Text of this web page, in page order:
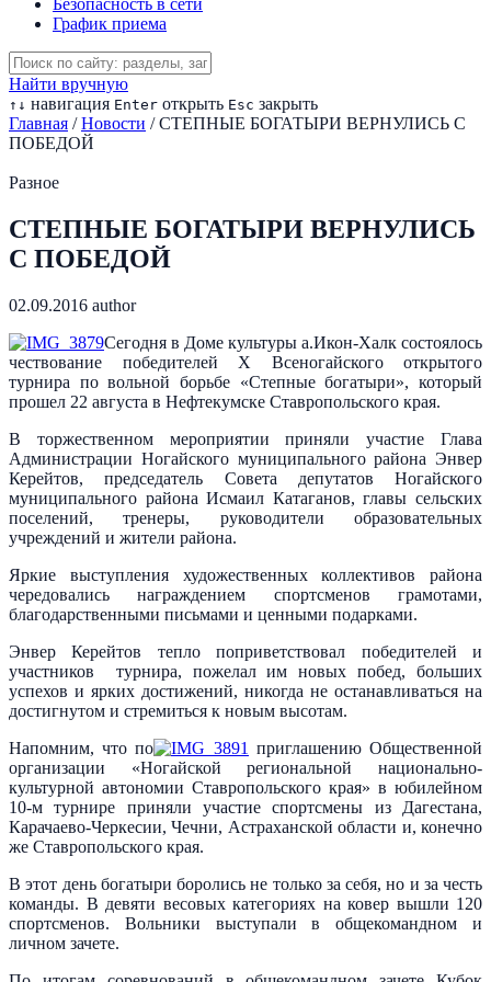
Безопасность в сети
График приема
Найти вручную
↑ ↓ навигация Enter открыть Esc закрыть
Главная / Новости / СТЕПНЫЕ БОГАТЫРИ ВЕРНУЛИСЬ С
ПОБЕДОЙ
Разное
СТЕПНЫЕ БОГАТЫРИ ВЕРНУЛИСЬ
С ПОБЕДОЙ
02.09.2016 author
Сегодня в Доме культуры а.Икон-Халк состоялось
чествование победителей Х Всеногайского открытого
турнира по вольной борьбе «Степные богатыри», который
прошел 22 августа в Нефтекумске Ставропольского края.
В торжественном мероприятии приняли участие Глава
Администрации Ногайского муниципального района Энвер
Керейтов, председатель Совета депутатов Ногайского
муниципального района Исмаил Катаганов, главы сельских
поселений, тренеры, руководители образовательных
учреждений и жители района.
Яркие выступления художественных коллективов района
чередовались награждением спортсменов грамотами,
благодарственными письмами и ценными подарками.
Энвер Керейтов тепло поприветствовал победителей и
участников турнира, пожелал им новых побед, больших
успехов и ярких достижений, никогда не останавливаться на
достигнутом и стремиться к новым высотам.
Напомним, что по
приглашению Общественной
организации «Ногайской региональной национально-
культурной автономии Ставропольского края» в юбилейном
10-м турнире приняли участие спортсмены из Дагестана,
Карачаево-Черкесии, Чечни, Астраханской области и, конечно
же Ставропольского края.
В этот день богатыри боролись не только за себя, но и за честь
команды. В девяти весовых категориях на ковер вышли 120
спортсменов. Вольники выступали в общекомандном и
личном зачете.